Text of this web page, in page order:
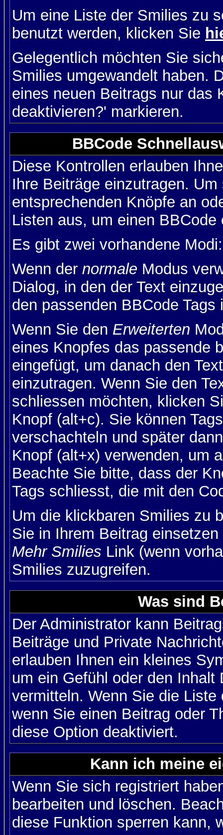
Um eine Liste der Smilies zu
benutzt werden, klicken Sie
Gelegentlich möchten Sie
Smilies umgewandelt haben.
eines neuen Beitrags nur das
deaktivieren?' markieren.
BBCode
Diese Kontrollen erlauben
Ihre Beiträge einzutragen.
entsprechenden Knöpfe an
Listen aus, um einen BBCode
Es gibt zwei vorhandene
Wenn der normale Modus
Dialog, in den der Text
den passenden BBCode
Wenn Sie den Erweiterten
eines Knopfes das passende
eingefügt, um danach den
einzutragen. Wenn Sie den
schliessen möchten, klicken
Knopf (alt+c). Sie können
verschachteln und später
Knopf (alt+x) verwenden, um
Beachte Sie bitte, dass der
Tags schliesst, die mit den
Um die klickbaren Smilies zu
Sie in Ihrem Beitrag
Mehr Smilies Link (wenn
Smilies zuzugreifen.
Was sind
Der Administrator kann
Beiträge und Private
erlauben Ihnen ein kleines
um ein Gefühl oder den
vermitteln. Wenn Sie die
wenn Sie einen Beitrag oder
diese Option deaktiviert.
Kann ich meine
Wenn Sie sich registriert
bearbeiten und löschen.
diese Funktion sperren kann,